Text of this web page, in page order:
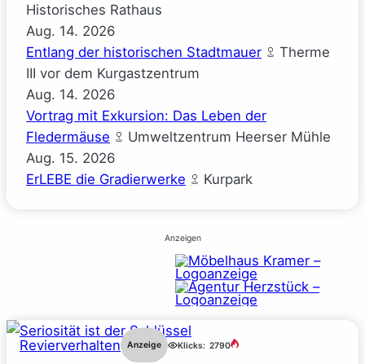
Historisches Rathaus
Aug. 14. 2026
Entlang der historischen Stadtmauer
Therme
III vor dem Kurgastzentrum
Aug. 14. 2026
Vortrag mit Exkursion: Das Leben der
Fledermäuse
Umweltzentrum Heerser Mühle
Aug. 15. 2026
ErLEBE die Gradierwerke
Kurpark
Anzeigen
Revierverhalten Anzeige Klicks: 2790